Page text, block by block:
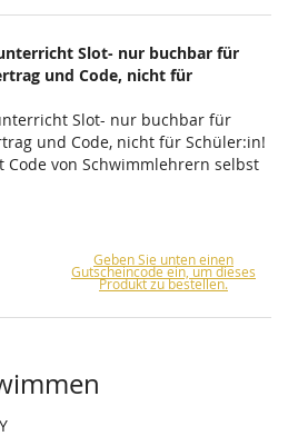
Slot- nur buchbar für
und Code, nicht für
Slot- nur buchbar für
und Code, nicht für Schüler:in!
Code von Schwimmlehrern selbst
Geben Sie unten einen
Gutscheincode ein, um dieses
Produkt zu bestellen.